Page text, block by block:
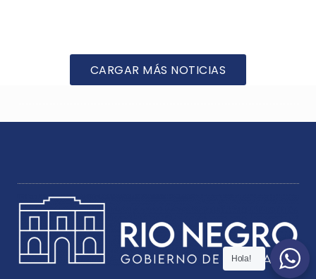
CARGAR MÁS NOTICIAS
Hola!